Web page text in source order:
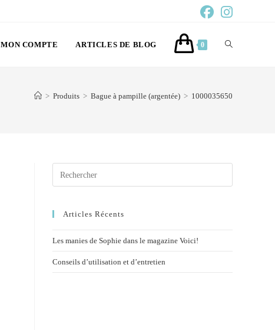
MON COMPTE ARTICLES DE BLOG 0
> Produits > Bague à pampille (argentée) > 1000035650
Articles Récents
Les manies de Sophie dans le magazine Voici!
Conseils d’utilisation et d’entretien